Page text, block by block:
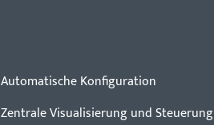
Automatische Konfiguration
Zentrale Visualisierung und Steuerung